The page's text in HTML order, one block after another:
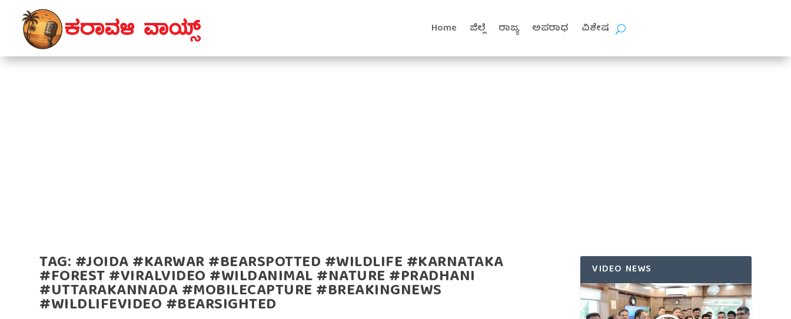
Home ಜಿಲ್ಲೆ ರಾಜ್ಯ ಅಪರಾಧ ವಿಶೇಷ
TAG: #JOIDA #KARWAR #BEARSPOTTED #WILDLIFE #KARNATAKA
#FOREST #VIRALVIDEO #WILDANIMAL #NATURE #PRADHANI
#UTTARAKANNADA #MOBILECAPTURE #BREAKINGNEWS
#WILDLIFEVIDEO #BEARSIGHTED
VIDEO NEWS